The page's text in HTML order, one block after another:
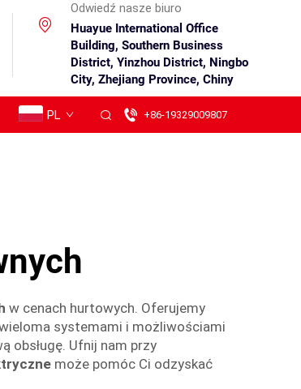
Odwiedź nasze biuro
Huayue International Office
Building, Southern Business
District, Yinzhou District, Ningbo
City, Zhejiang Province, Chiny
PL +86-19329009807
w cenach hurtowych. Oferujemy
systemami i możliwościami
obsługę. Ufnij nam przy
może pomóc Ci odzyskać